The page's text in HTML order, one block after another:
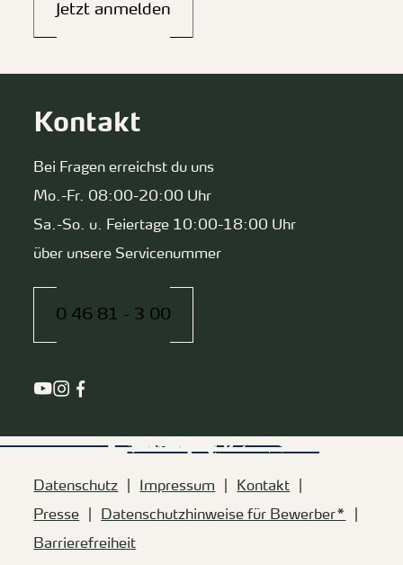
Jetzt anmelden
Kontakt
Bei Fragen erreichst du uns
Mo.-Fr. 08:00-20:00 Uhr
Sa.-So. u. Feiertage 10:00-18:00 Uhr
über unsere Servicenummer
0 46 81 - 3 00
Datenschutz Impressum
Kontakt
Presse
Datenschutzhinweise für Bewerber*
Barrierefreiheit